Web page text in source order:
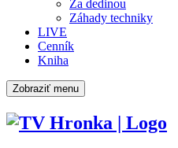
Za dedinou
Záhady techniky
LIVE
Cenník
Kniha
Zobraziť menu